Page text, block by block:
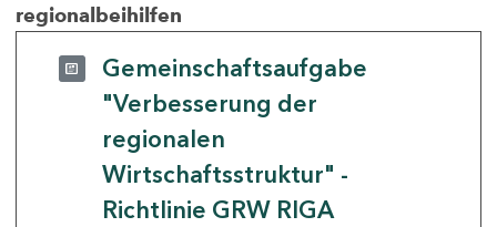
regionalbeihilfen
Gemeinschaftsaufgabe
"Verbesserung der
regionalen
Wirtschaftsstruktur" -
Richtlinie GRW RIGA